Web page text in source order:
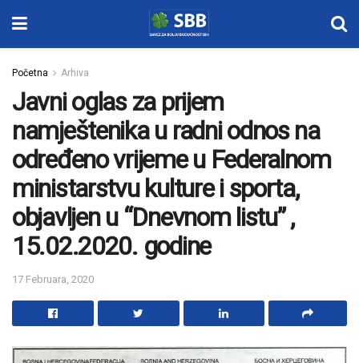
Početna Arhiva
Javni oglas za prijem
namještenika u radni odnos na
određeno vrijeme u Federalnom
ministarstvu kulture i sporta,
objavljen u “Dnevnom listu” ,
15.02.2020. godine
17 Februara, 2020